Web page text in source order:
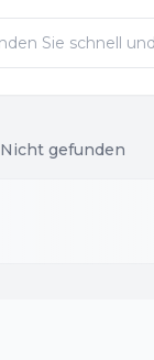
Nicht gefunden